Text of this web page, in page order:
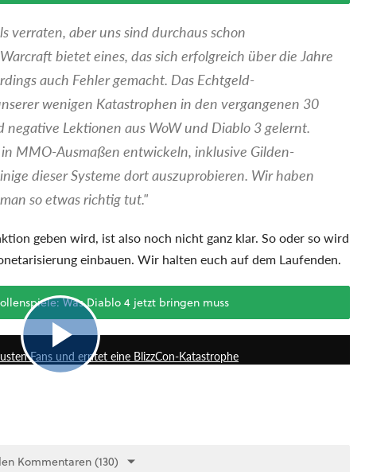
verraten, aber uns sind durchaus schon
bietet eines, das sich erfolgreich über die Jahre
auch Fehler gemacht. Das Echtgeld-
wenigen Katastrophen in den vergangenen 30
Lektionen aus WoW und Diablo 3 gelernt.
MMO-Ausmaßen entwickeln, inklusive Gilden-
dieser Systeme dort auszuprobieren. Wir haben
so etwas richtig tut."
geben wird, ist also noch nicht ganz klar. So oder so wird
einbauen. Wir halten euch auf dem Laufenden.
Was Diablo 4 jetzt bringen muss
7:45
Fans und erntet eine BlizzCon-Katastrophe
Kommentaren (130)